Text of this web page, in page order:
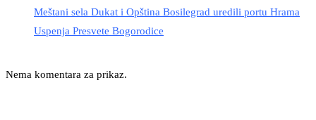
Meštani sela Dukat i Opština Bosilegrad uredili portu Hrama
Uspenja Presvete Bogorodice
Nema komentara za prikaz.